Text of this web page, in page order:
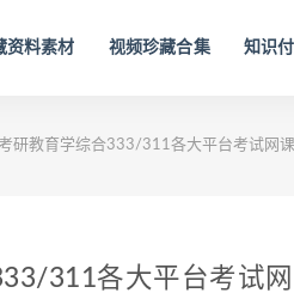
资料素材 视频珍藏合集 知识
研教育学综合333/311各大平台考试网
311各大平台考试